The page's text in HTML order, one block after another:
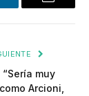
Email
muy
Arcioni,